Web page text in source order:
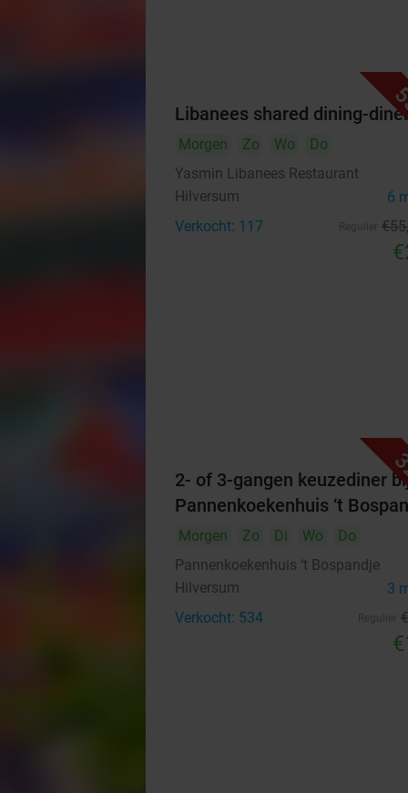
Libanees shared dining-
Morgen Zo Wo
Do
Yasmin Libanees Restaurant
Hilversum 6
Verkocht: 117 €55
2- of 3-gangen keuzediner
Pannenkoekenhuis ‘t
Morgen Zo Di Wo
Do
Pannenkoekenhuis ‘t Bospandje
Hilversum 3
Verkocht: 534